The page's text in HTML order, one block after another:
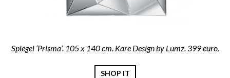
Spiegel ‘Prisma’. 105 x 140 cm. Kare Design by Lumz. 399 euro.
SHOP IT